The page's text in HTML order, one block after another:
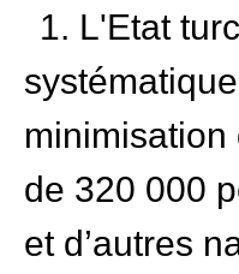
1. L'Etat
de 320 000
et d’autres